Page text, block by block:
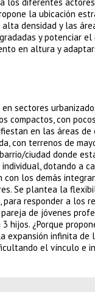
la ubicación
densidad y las
y potenciar
en altura y
sectores
compactos, con
en las áreas
con terrenos de
ciudad donde
dotando a
los demás
Se plantea la
responder a los
de jóvenes
hijos. ¿Porque
expansión infinita de
el vínculo e